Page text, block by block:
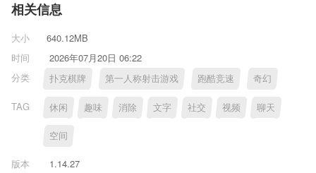
相关信息
大小
640.12MB
时间
2026年07月20日 06:22
分类
扑克棋牌 第一人称射击游戏 跑酷竞速 奇幻
TAG 休闲 趣味 消除 文字 社交 视频 聊天
空间
版本 1.14.27